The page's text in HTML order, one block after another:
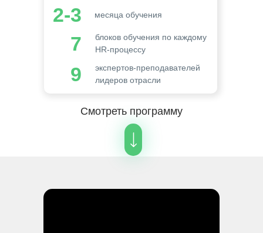
9
7
экспертов-преподавателей
лидеров отрасли
блоков обучения по каждому
HR-процессу
месяца обучения
Смотреть программу
2-3